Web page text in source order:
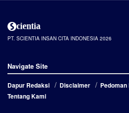
PT. SCIENTIA INSAN CITA INDONESIA 2026
Navigate Site
Dapur Redaksi Disclaimer
Tentang Kami